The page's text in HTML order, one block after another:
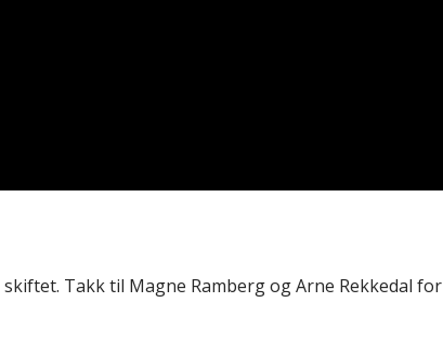
Takk til Magne Ramberg og Arne Rekkedal for